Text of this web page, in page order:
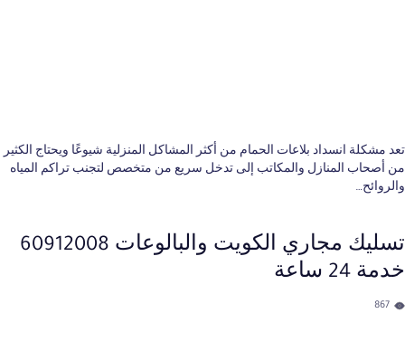
تعد مشكلة انسداد بلاعات الحمام من أكثر المشاكل المنزلية شيوعًا ويحتاج الكثير
من أصحاب المنازل والمكاتب إلى تدخل سريع من متخصص لتجنب تراكم المياه
والروائح…
تسليك مجاري الكويت والبالوعات 60912008
خدمة 24 ساعة
867